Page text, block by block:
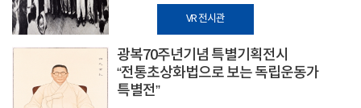
VR 전시관
광복70주년기념 특별기획전시
“전통초상화법으로 보는 독립운동가
특별전”